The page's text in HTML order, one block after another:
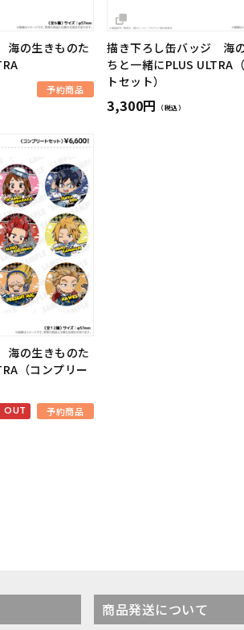
の生きものた
予約商品
描き下ろし缶バッジ 海
ちと一緒にPLUS ULTRA
トセット）
3,300円 （税込）
の生きものた
（コンプリー
OUT 予約商品
商品発送について